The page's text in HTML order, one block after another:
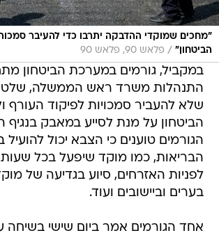
"מחכים שמוקדי ההדבקה יתרבו כדי להעיבר
הביטחון" / פלאש 90, פלאש 90
במקביל, גורמים במערכת הביטחון
התנהלות משרד ראש הממשלה,
שלא להעביר סמכויות לפיקוד העורף
הביטחון על מנת לסייע במאבק בנגיף
הגורמים טוענים כי הצבא יכול
הבריאות, כמו מוקד שיפעל בכל שעות
לפניות האזרחים, סיוע בגדיעה של
בערים וביישובים ועוד.
אחד הגורמים אמר ביום שישי בשיחה